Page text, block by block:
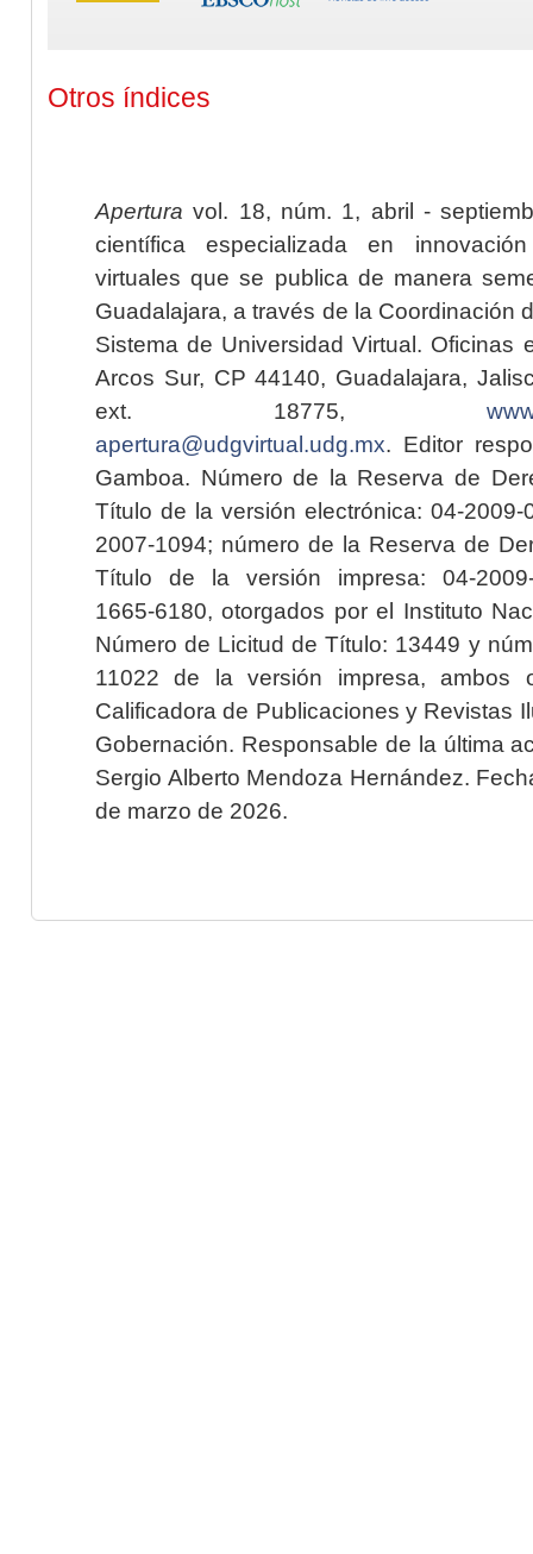
Otros índices
Apertura vol. 18, núm. 1, abril -
científica especializada en
virtuales que se publica de manera
Guadalajara, a través de la Coordinación
Sistema de Universidad Virtual. Oficinas
Arcos Sur, CP 44140, Guadalajara,
ext. 18775,
apertura@udgvirtual.udg.mx. Editor
Gamboa. Número de la Reserva de
Título de la versión electrónica: 04-2009-
2007-1094; número de la Reserva de
Título de la versión impresa: 04-2009-
1665-6180, otorgados por el Instituto
Número de Licitud de Título: 13449 y
11022 de la versión impresa, ambos
Calificadora de Publicaciones y Revistas
Gobernación. Responsable de la última
Sergio Alberto Mendoza Hernández.
de marzo de 2026.